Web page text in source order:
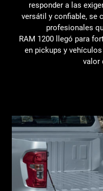
responder a las
versátil y confiable, se
profesionales
RAM 1200 llegó para
en pickups y
valor